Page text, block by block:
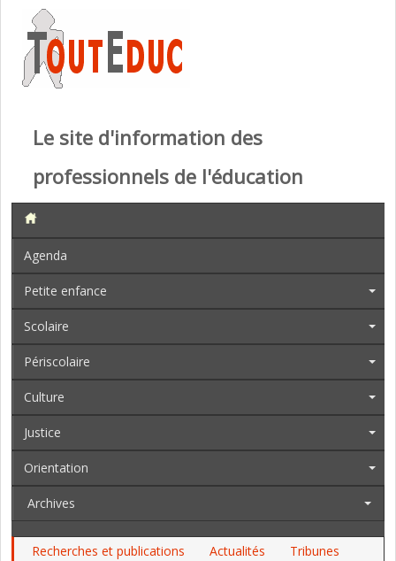
Le site d'information des
professionnels de l'éducation
Agenda
Petite enfance
Scolaire
Périscolaire
Culture
Justice
Orientation
Archives
Recherches et publications Actualités
Tribunes